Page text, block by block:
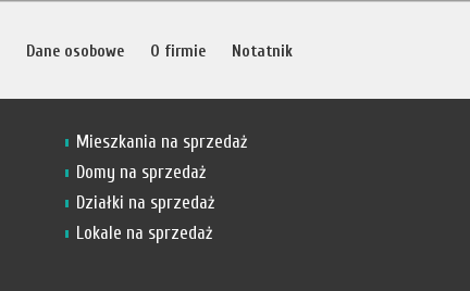
Dane osobowe O firmie Notatnik
Mieszkania na sprzedaż
Domy na sprzedaż
Działki na sprzedaż
Lokale na sprzedaż